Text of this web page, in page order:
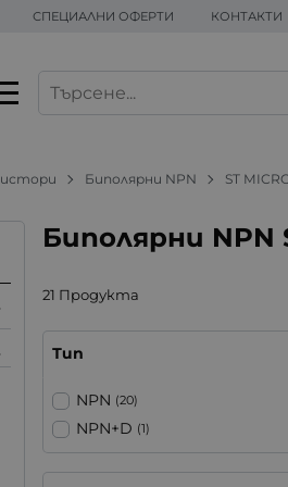
СПЕЦИАЛНИ ОФЕРТИ КОНТАКТИ
Биполярни NPN ST
Биполярни NPN
21 Продукта
Тип
NPN (20)
NPN+D (1)